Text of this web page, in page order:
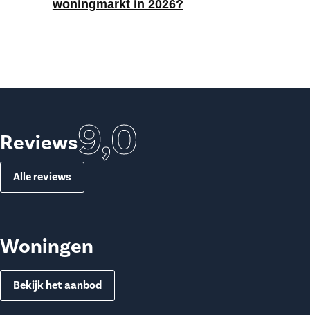
woningmarkt in 2026?
Reviews9,0
Alle reviews
Woningen
Bekijk het aanbod